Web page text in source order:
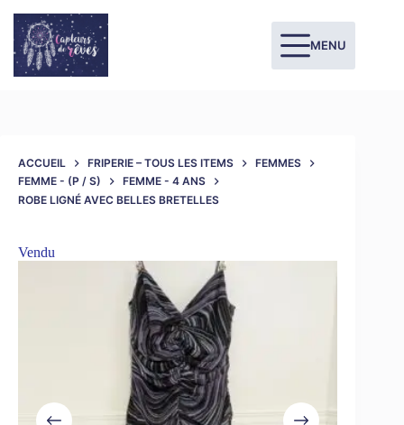
MENU
ACCUEIL FRIPERIE – TOUS LES ITEMS
FEMMES
FEMME - (P / S)
FEMME - 4 ANS
ROBE LIGNÉ AVEC BELLES BRETELLES
Vendu